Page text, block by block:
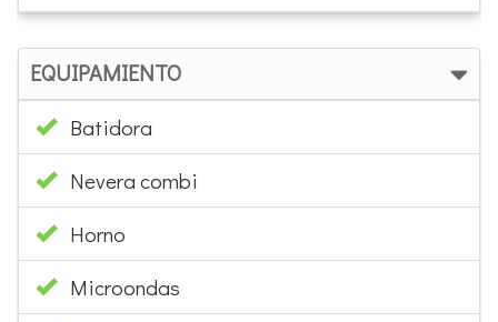
EQUIPAMIENTO
Batidora
Nevera combi
Horno
Microondas